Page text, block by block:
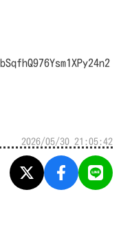
2026/05/30 21:05:42